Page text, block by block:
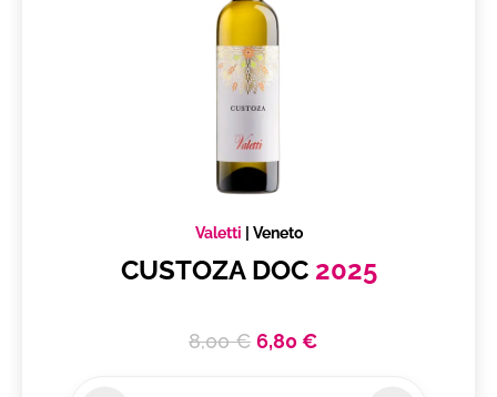
Valetti | Veneto
CUSTOZA DOC 2025
8,00 € 6,80 €